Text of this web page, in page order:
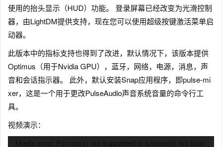
使用的抬头显示（HUD）功能。 登录屏幕已经改变为光滑控制
器，由LightDM提供支持，现在您可以使用超级按键激活菜单启
动器。
此版本中的指标支持也得到了改进，默认情况下，该版本提供
Optimus（用于Nvidia GPU），蓝牙，网络，电源，消息，声
音和会话指示器。 此外，默认安装Snap应用程序，即pulse-mi
xer，这是一个用于更改PulseAudio声音系统音量的命令行工
具。
视频演示：